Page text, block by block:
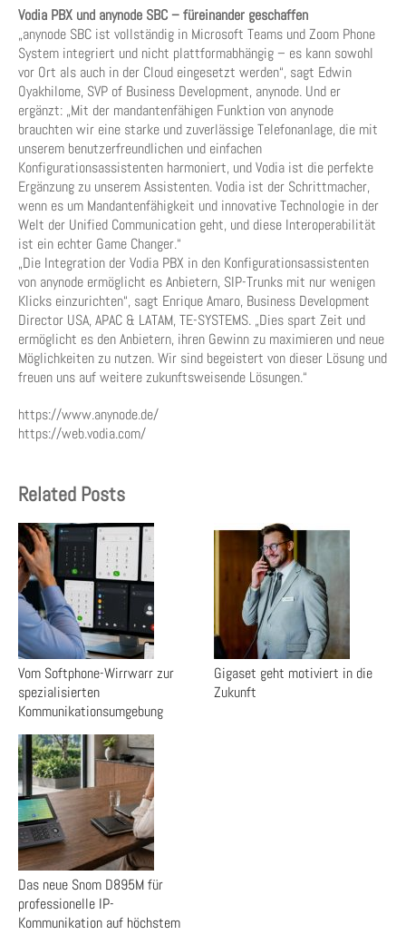
Vodia PBX und anynode SBC – füreinander geschaffen
„anynode SBC ist vollständig in Microsoft Teams und Zoom Phone
System integriert und nicht plattformabhängig – es kann sowohl
vor Ort als auch in der Cloud eingesetzt werden“, sagt Edwin
Oyakhilome, SVP of Business Development, anynode. Und er
ergänzt: „Mit der mandantenfähigen Funktion von anynode
brauchten wir eine starke und zuverlässige Telefonanlage, die mit
unserem benutzerfreundlichen und einfachen
Konfigurationsassistenten harmoniert, und Vodia ist die perfekte
Ergänzung zu unserem Assistenten. Vodia ist der Schrittmacher,
wenn es um Mandantenfähigkeit und innovative Technologie in der
Welt der Unified Communication geht, und diese Interoperabilität
ist ein echter Game Changer.“
„Die Integration der Vodia PBX in den Konfigurationsassistenten
von anynode ermöglicht es Anbietern, SIP-Trunks mit nur wenigen
Klicks einzurichten“, sagt Enrique Amaro, Business Development
Director USA, APAC & LATAM, TE-SYSTEMS. „Dies spart Zeit und
ermöglicht es den Anbietern, ihren Gewinn zu maximieren und neue
Möglichkeiten zu nutzen. Wir sind begeistert von dieser Lösung und
freuen uns auf weitere zukunftsweisende Lösungen.“
https://www.anynode.de/
https://web.vodia.com/
Related Posts
Vom Softphone-Wirrwarr zur
spezialisierten
Kommunikationsumgebung
Gigaset geht motiviert in die
Zukunft
Das neue Snom D895M für
professionelle IP-
Kommunikation auf höchstem